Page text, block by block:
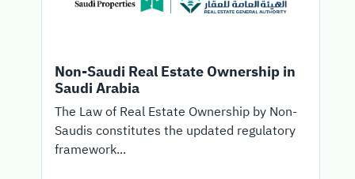
Non-Saudi Real Estate Ownership in
Saudi Arabia
The Law of Real Estate Ownership by Non-
Saudis constitutes the updated regulatory
framework...